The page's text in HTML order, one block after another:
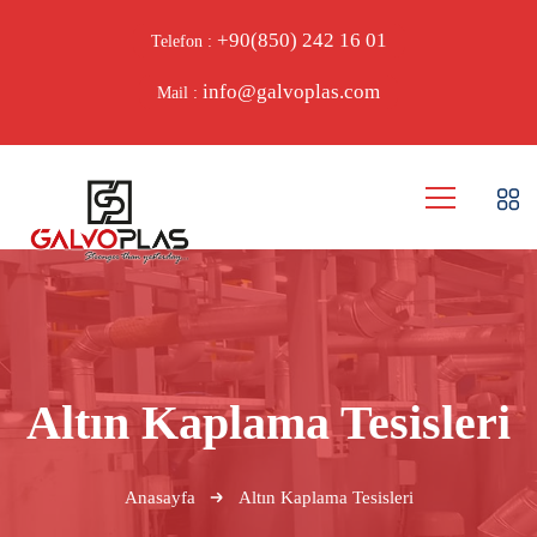
Telefon : +90(850) 242 16 01
Mail : info@galvoplas.com
Altın Kaplama Tesisleri
Anasayfa Altın Kaplama Tesisleri